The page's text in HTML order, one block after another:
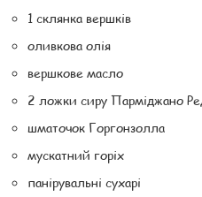
1 склянка вершків
оливкова олія
вершкове масло
2 ложки сиру Парміджано
шматочок Горгонзолла
мускатний горіх
панірувальні сухарі